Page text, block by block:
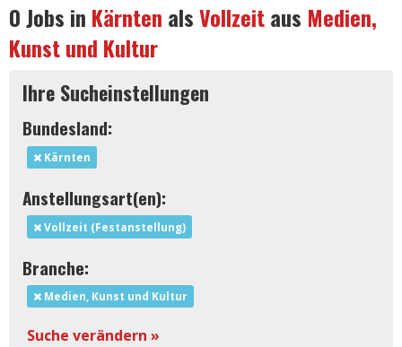
0Jobs in Kärnten alsVollzeitaus Medien,
Kunst und Kultur
Ihre Sucheinstellungen
Bundesland:
Kärnten
Anstellungsart(en):
Vollzeit (Festanstellung)
Branche:
Medien, Kunst und Kultur
Suche verändern »